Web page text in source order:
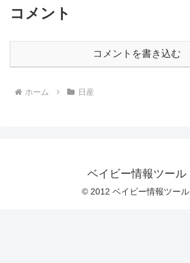
コメント
コメントを書き込む
ホーム 日産
ベイビー情報ツール
© 2012 ベイビー情報ツール.